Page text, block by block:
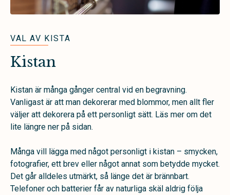
VAL AV KISTA
Kistan
Kistan är många gånger central vid en begravning.
Vanligast är att man dekorerar med blommor, men allt fler
väljer att dekorera på ett personligt sätt. Läs mer om det
lite längre ner på sidan.
Många vill lägga med något personligt i kistan – smycken,
fotografier, ett brev eller något annat som betydde mycket.
Det går alldeles utmärkt, så länge det är brännbart.
Telefoner och batterier får av naturliga skäl aldrig följa